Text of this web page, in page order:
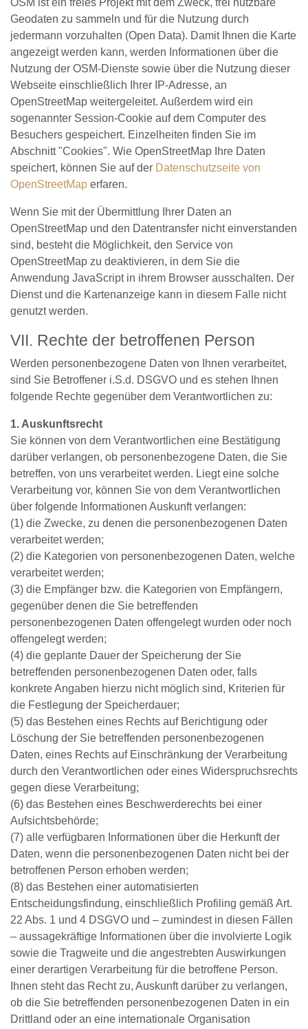
OSM ist ein freies Projekt mit dem Zweck, frei nutzbare
Geodaten zu sammeln und für die Nutzung durch
jedermann vorzuhalten (Open Data). Damit Ihnen die Karte
angezeigt werden kann, werden Informationen über die
Nutzung der OSM-Dienste sowie über die Nutzung dieser
Webseite einschließlich Ihrer IP-Adresse, an
OpenStreetMap weitergeleitet. Außerdem wird ein
sogenannter Session-Cookie auf dem Computer des
Besuchers gespeichert. Einzelheiten finden Sie im
Abschnitt "Cookies". Wie OpenStreetMap Ihre Daten
speichert, können Sie auf der Datenschutzseite von
OpenStreetMap erfaren.
Wenn Sie mit der Übermittlung Ihrer Daten an
OpenStreetMap und den Datentransfer nicht einverstanden
sind, besteht die Möglichkeit, den Service von
OpenStreetMap zu deaktivieren, in dem Sie die
Anwendung JavaScript in ihrem Browser ausschalten. Der
Dienst und die Kartenanzeige kann in diesem Falle nicht
genutzt werden.
VII. Rechte der betroffenen Person
Werden personenbezogene Daten von Ihnen verarbeitet,
sind Sie Betroffener i.S.d. DSGVO und es stehen Ihnen
folgende Rechte gegenüber dem Verantwortlichen zu:
1. Auskunftsrecht
Sie können von dem Verantwortlichen eine Bestätigung
darüber verlangen, ob personenbezogene Daten, die Sie
betreffen, von uns verarbeitet werden. Liegt eine solche
Verarbeitung vor, können Sie von dem Verantwortlichen
über folgende Informationen Auskunft verlangen:
(1) die Zwecke, zu denen die personenbezogenen Daten
verarbeitet werden;
(2) die Kategorien von personenbezogenen Daten, welche
verarbeitet werden;
(3) die Empfänger bzw. die Kategorien von Empfängern,
gegenüber denen die Sie betreffenden
personenbezogenen Daten offengelegt wurden oder noch
offengelegt werden;
(4) die geplante Dauer der Speicherung der Sie
betreffenden personenbezogenen Daten oder, falls
konkrete Angaben hierzu nicht möglich sind, Kriterien für
die Festlegung der Speicherdauer;
(5) das Bestehen eines Rechts auf Berichtigung oder
Löschung der Sie betreffenden personenbezogenen
Daten, eines Rechts auf Einschränkung der Verarbeitung
durch den Verantwortlichen oder eines Widerspruchsrechts
gegen diese Verarbeitung;
(6) das Bestehen eines Beschwerderechts bei einer
Aufsichtsbehörde;
(7) alle verfügbaren Informationen über die Herkunft der
Daten, wenn die personenbezogenen Daten nicht bei der
betroffenen Person erhoben werden;
(8) das Bestehen einer automatisierten
Entscheidungsfindung, einschließlich Profiling gemäß Art.
22 Abs. 1 und 4 DSGVO und – zumindest in diesen Fällen
– aussagekräftige Informationen über die involvierte Logik
sowie die Tragweite und die angestrebten Auswirkungen
einer derartigen Verarbeitung für die betroffene Person.
Ihnen steht das Recht zu, Auskunft darüber zu verlangen,
ob die Sie betreffenden personenbezogenen Daten in ein
Drittland oder an eine internationale Organisation